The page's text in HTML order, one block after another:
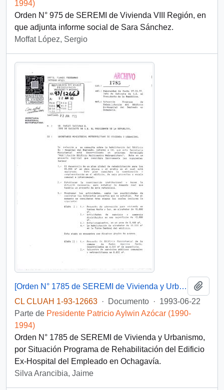
1994)
Orden N° 975 de SEREMI de Vivienda VIII Región, en
que adjunta informe social de Sara Sánchez.
Moffat López, Sergio
[Orden N° 1785 de SEREMI de Vivienda y Urbanismo]
CL CLUAH 1-93-12663 · Documento · 1993-06-22
Parte de Presidente Patricio Aylwin Azócar (1990-
1994)
Orden N° 1785 de SEREMI de Vivienda y Urbanismo,
por Situación Programa de Rehabilitación del Edificio
Ex-Hospital del Empleado en Ochagavía.
Silva Arancibia, Jaime